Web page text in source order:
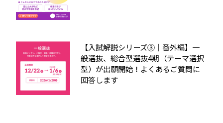
【入試解説シリーズ③｜番外編】一
般選抜、総合型選抜4期（テーマ選択
型）が出願開始！よくあるご質問に
回答します